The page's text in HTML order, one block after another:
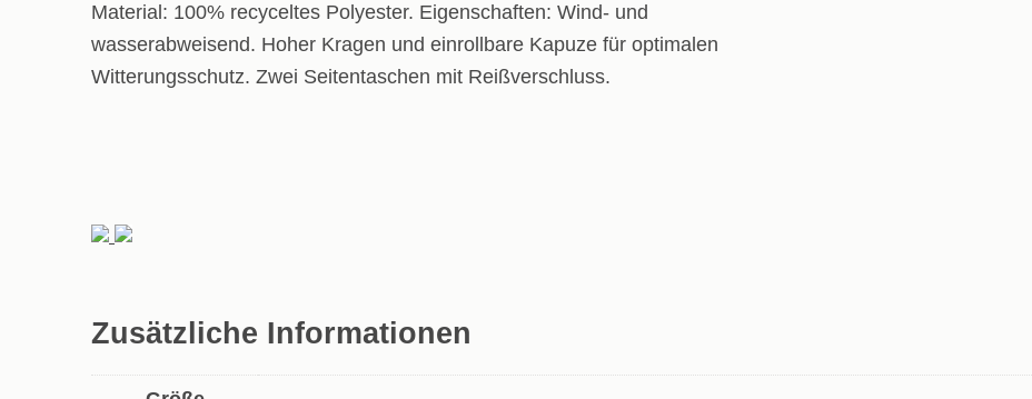
Material: 100% recyceltes Polyester. Eigenschaften: Wind- und
wasserabweisend. Hoher Kragen und einrollbare Kapuze für optimalen
Witterungsschutz. Zwei Seitentaschen mit Reißverschluss.
Zusätzliche Informationen